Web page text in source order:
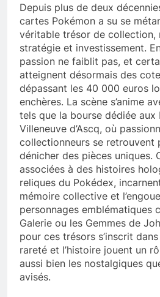
Depuis plus de deux
cartes Pokémon a su se
véritable trésor de collection,
stratégie et investissement.
passion ne faiblit pas, et
atteignent désormais des
dépassant les 40 000 euros
enchères. La scène s’anime
tels que la bourse dédiée aux
Villeneuve d’Ascq, où
collectionneurs se retrouvent
dénicher des pièces uniques.
associées à des histoires
reliques du Pokédex,
mémoire collective et
personnages emblématiques
Galerie ou les Gemmes de
pour ces trésors s’inscrit
rareté et l’histoire jouent un
aussi bien les nostalgiques
avisés.